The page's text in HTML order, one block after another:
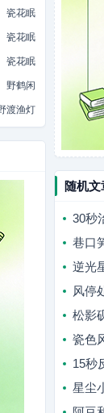
瓷花眠
瓷花眠
瓷花眠
野鹤闲
渡渔灯
随机文
30秒
巷口
逆光
风停
松影
瓷色
15秒
星尘